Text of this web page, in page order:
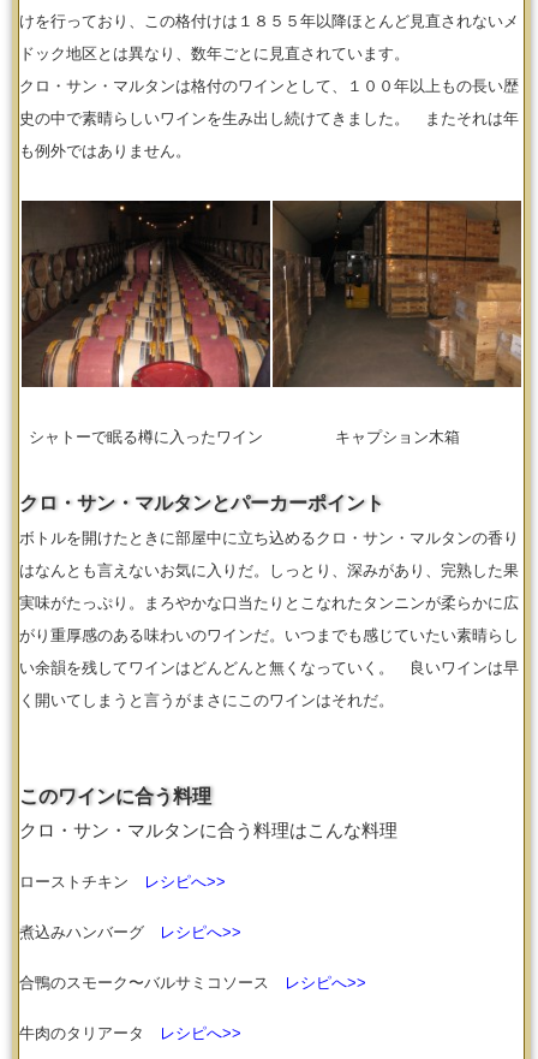
けを行っており、この格付けは１８５５年以降ほとんど見直されないメ
ドック地区とは異なり、数年ごとに見直されています。
クロ・サン・マルタンは格付のワインとして、１００年以上もの長い歴
史の中で素晴らしいワインを生み出し続けてきました。 またそれは年
も例外ではありません。
シャトーで眠る樽に入ったワイン キャプション木箱
クロ・サン・マルタンとパーカーポイント
ボトルを開けたときに部屋中に立ち込めるクロ・サン・マルタンの香り
はなんとも言えないお気に入りだ。しっとり、深みがあり、完熟した果
実味がたっぷり。まろやかな口当たりとこなれたタンニンが柔らかに広
がり重厚感のある味わいのワインだ。いつまでも感じていたい素晴らし
い余韻を残してワインはどんどんと無くなっていく。 良いワインは早
く開いてしまうと言うがまさにこのワインはそれだ。
このワインに合う料理
クロ・サン・マルタンに合う料理はこんな料理
ローストチキン レシピへ>>
煮込みハンバーグ レシピへ>>
合鴨のスモーク〜バルサミコソース レシピへ>>
牛肉のタリアータ レシピへ>>